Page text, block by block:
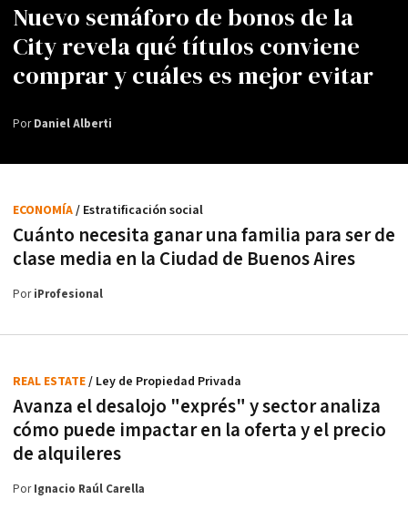
Nuevo semáforo de bonos de la
City revela qué títulos conviene
comprar y cuáles es mejor evitar
PorDaniel Alberti
Cuánto necesita ganar una familia para ser de
clase media en la Ciudad de Buenos Aires
ECONOMÍA/ Estratificación social
PoriProfesional
Avanza el desalojo "exprés" y sector analiza
cómo puede impactar en la oferta y el precio
de alquileres
REAL ESTATE/ Ley de Propiedad Privada
PorIgnacio Raúl Carella